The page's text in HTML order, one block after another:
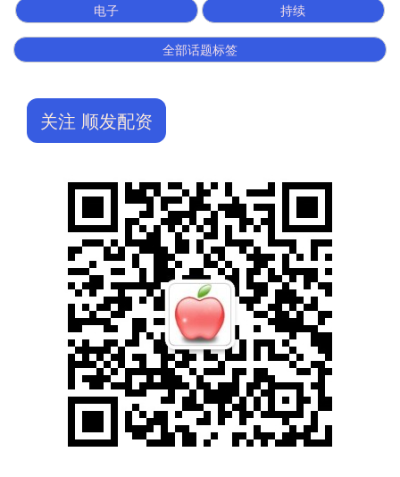
电子 持续
全部话题标签
关注 顺发配资